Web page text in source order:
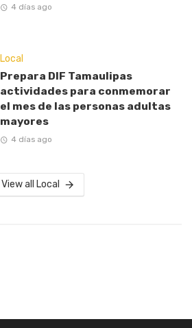
4 días ago
Local
Prepara DIF Tamaulipas
actividades para conmemorar
el mes de las personas adultas
mayores
4 días ago
View all Local